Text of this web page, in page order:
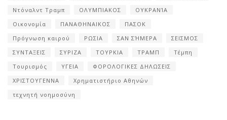
Ντόναλντ Τραμπ
ΟΛΥΜΠΙΑΚΟΣ
ΟΥΚΡΑΝΊΑ
Οικονομία
ΠΑΝΑΘΗΝΑΙΚΟΣ
ΠΑΣΟΚ
Πρόγνωση καιρού
ΡΩΣΙΑ ΣΑΝ ΣΉΜΕΡΑ
ΣΕΙΣΜΟΣ
ΣΥΝΤΑΞΕΙΣ
ΣΥΡΙΖΑ ΤΟΥΡΚΙΑ ΤΡΑΜΠ
Τέμπη
Τουρισμός
ΥΓΕΙΑ
ΦΟΡΟΛΟΓΙΚΕΣ ΔΗΛΩΣΕΙΣ
ΧΡΙΣΤΟΥΓΕΝΝΑ
Χρηματιστήριο Αθηνών
τεχνητή νοημοσύνη